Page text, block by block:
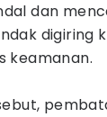
dan
digiring
keamanan.